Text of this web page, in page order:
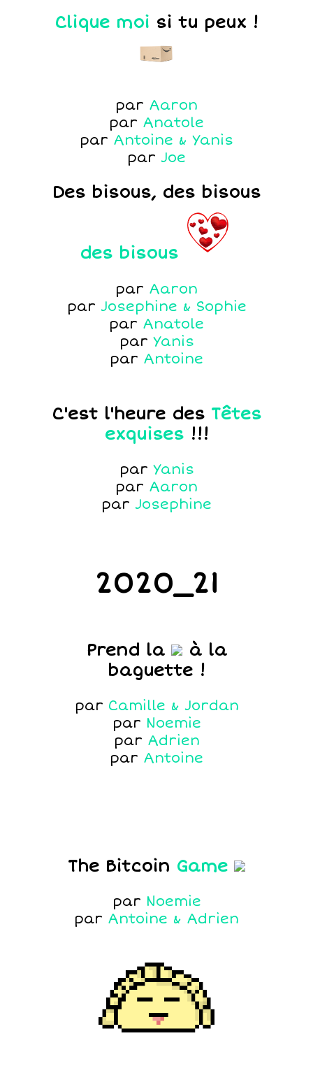
Clique moi si tu peux !
par Aaron
par Anatole
par Antoine & Yanis
par Joe
Des bisous, des bisous
des bisous
par Aaron
par Josephine & Sophie
par Anatole
par Yanis
par Antoine
C'est l'heure des Têtes
exquises!!!
par Yanis
par Aaron
par Josephine
2020_21
Prend la
à la
baguette !
par Camille & Jordan
par Noemie
par Adrien
par Antoine
The Bitcoin Game
par Noemie
par Antoine & Adrien